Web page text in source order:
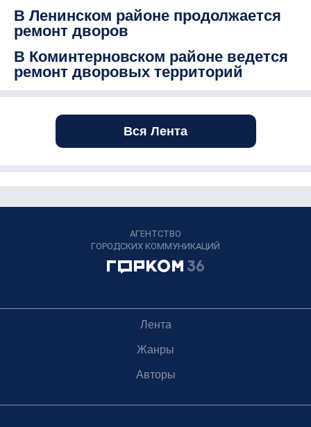
В Ленинском районе продолжается
ремонт дворов
В Коминтерновском районе ведется
ремонт дворовых территорий
Вся Лента
АГЕНТСТВО
ГОРОДСКИХ КОММУНИКАЦИЙ
Лента
Жанры
Авторы